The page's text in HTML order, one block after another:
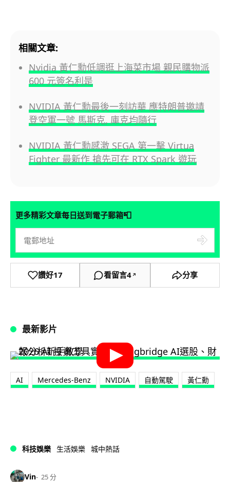
相關文章:
Nvidia 黃仁勳低調逛上海菜市場 親民購物派
600 元簽名利是
NVIDIA 黃仁勳最後一刻訪華 應特朗普邀請
登空軍一號 馬斯克, 庫克均隨行
NVIDIA 黃仁勳感激 SEGA 第一擊 Virtua
Fighter 最新作 搶先可在 RTX Spark 遊玩
更多精彩文章每日送到電子郵箱📮
讚好17 看留言4 ↗ 分享
最新影片
AI Mercedes-Benz NVIDIA 自動駕駛 黃仁勳
科技娛樂 生活娛樂 城中熱話
Vin 25 分